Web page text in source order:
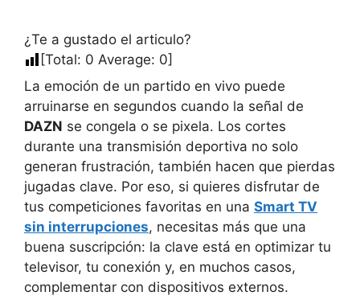
¿Te a gustado el articulo?
[Total: 0 Average: 0]
La emoción de un partido en vivo puede
arruinarse en segundos cuando la señal de
DAZN se congela o se pixela. Los cortes
durante una transmisión deportiva no solo
generan frustración, también hacen que pierdas
jugadas clave. Por eso, si quieres disfrutar de
tus competiciones favoritas en una Smart TV
sin interrupciones, necesitas más que una
buena suscripción: la clave está en optimizar tu
televisor, tu conexión y, en muchos casos,
complementar con dispositivos externos.